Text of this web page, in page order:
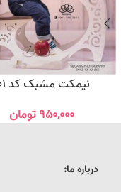
نیمکت مشبک کد 101
۹۵۰,۰۰۰تومان
درباره ما: